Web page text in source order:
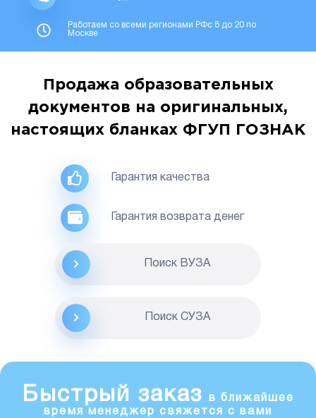
Работаем со всеми регионами РФс 8 до 20 по
Москве
Продажа образовательных
документов на оригинальных,
настоящих бланках ФГУП ГОЗНАК
Гарантия качества
Гарантия возврата денег
Поиск ВУЗА
Поиск CУЗА
Быстрый заказ
в ближайшее
время менеджер свяжется с вами